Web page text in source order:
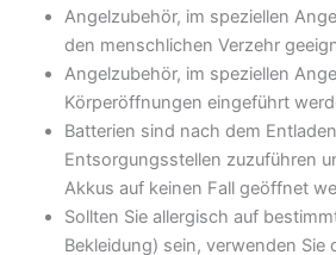
Angelzubehör, im speziellen
den menschlichen Verzehr
Angelzubehör, im speziellen
Körperöffnungen eingeführt
Batterien sind nach dem
Entsorgungsstellen zuzuführen
Akkus auf keinen Fall geöffnet
Sollten Sie allergisch auf
Bekleidung) sein, verwenden Sie